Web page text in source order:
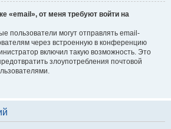
«email», от меня требуют войти на
пользователи могут отправлять email-
через встроенную в конференцию
включил такую возможность. Это
злоупотребления почтовой